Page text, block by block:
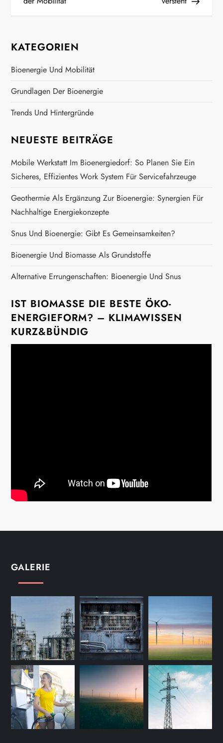
t
r
a
g
s
n
a
v
i
g
a
t
i
KATEGORIEN
Bioenergie Und Mobilität
Grundlagen Der Bioenergie
Trends Und Hintergründe
NEUESTE BEITRÄGE
Mobile Werkstatt Im Bioenergiedorf: So Planen Sie Ein
Sicheres, Effizientes Work System Für Servicefahrzeuge
Geothermie Als Ergänzung Zur Bioenergie: Synergien Für
Nachhaltige Energiekonzepte
Snus Und Bioenergie: Gibt Es Gemeinsamkeiten?
Bioenergie Und Biomasse Als Grundstoffe
Alternative Errungenschaften: Bioenergie Und Snus
IST BIOMASSE DIE BESTE ÖKO-
ENERGIEFORM? – KLIMAWISSEN
KURZ&BÜNDIG
GALERIE